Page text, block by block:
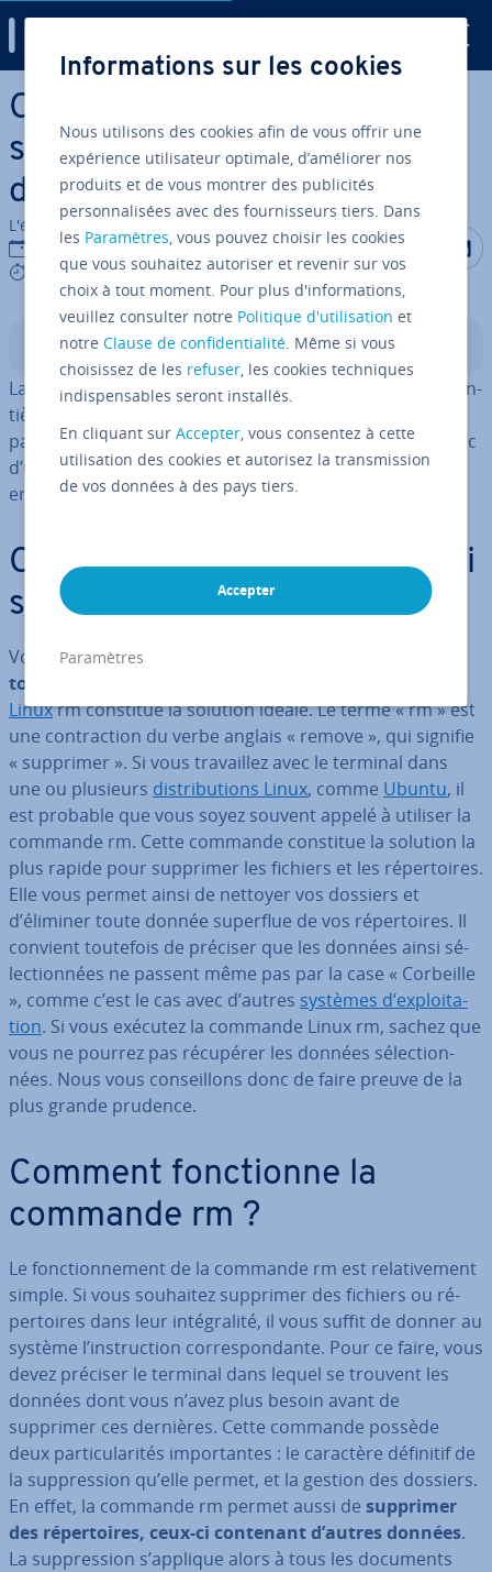
Aller au contenu principal
Commande Linux rm :
supprimer des ré­per­toires et
des fichiers
L'équipe édi­to­riale IONOS
11/08/2023
4 mins
Partager
Sommaire
La commande rm pourLinuxs’utilise pour supprimer en­
tiè­re­ment des fichiers et des ré­per­toires, et ce, sans
passer par le presse-papier. Nous vous con­seil­lons donc
d’utiliser cette commande avec prudence et de l’affiner
en faisant appel à des options.
Commande Linux rm : de quoi
s’agit-il ?
Vous souhaitezsupprimer des fichiers ou des ré­per­
toires entiers de façon per­ma­nente
Linuxrm constitue la solution idéale. Le terme « rm » est
une con­trac­tion du verbe anglais « remove », qui signifie
« supprimer ». Si vous tra­vail­lez avec le terminal dans
une ou plusieurs dis­tri­bu­tions Linux, comme Ubuntu, il
est probable que vous soyez souvent appelé à utiliser la
commande rm. Cette commande constitue la solution la
plus rapide pour supprimer les fichiers et les ré­per­toires.
Elle vous permet ainsi de nettoyer vos dossiers et
d’éliminer toute donnée superflue de vos ré­per­toires. Il
convient toutefois de préciser que les données ainsi sé­
lec­tion­nées ne passent même pas par la case « Corbeille
», comme c’est le cas avec d’autres systèmes d’ex­ploi­ta­
tion. Si vous exécutez la commande Linux rm, sachez que
vous ne pourrez pas récupérer les données sé­lec­tion­
nées. Nous vous con­seil­lons donc de faire preuve de la
plus grande prudence.
Comment fonc­tionne la
commande rm ?
Le fonc­tion­ne­ment de la commande rm est re­la­ti­ve­ment
simple. Si vous souhaitez supprimer des fichiers ou ré­
per­toires dans leur in­té­gra­lité, il vous suffit de donner au
système l’ins­truc­tion cor­res­pon­dante. Pour ce faire, vous
devez préciser le terminal dans lequel se trouvent les
données dont vous n’avez plus besoin avant de
supprimer ces dernières. Cette commande possède
deux par­ti­cu­la­ri­tés im­por­tantes : le caractère définitif de
la sup­pres­sion qu’elle permet, et la gestion des dossiers.
En effet, la commande rm permet aussi de supprimer
des ré­per­toires, ceux-ci contenant d’autres données.
La sup­pres­sion s’applique alors à tous les documents
Informations sur les cookies
Nous utilisons des cookies afin de vous offrir une
expérience utilisateur optimale, d’améliorer nos
produits et de vous montrer des publicités
personnalisées avec des fournisseurs tiers. Dans
les Paramètres, vous pouvez choisir les cookies
que vous souhaitez autoriser et revenir sur vos
choix à tout moment. Pour plus d'informations,
veuillez consulter notre Politique d'utilisation et
notreClause de confidentialité. Même si vous
choisissez de les refuser, les cookies techniques
indispensables seront installés.
En cliquant surAccepter, vous consentez à cette
utilisation des cookies et autorisez la transmission
de vos données à des pays tiers.
Accepter
Paramètres